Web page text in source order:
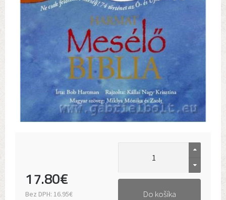
17.80€
Bez DPH: 16.95€ Do košíka